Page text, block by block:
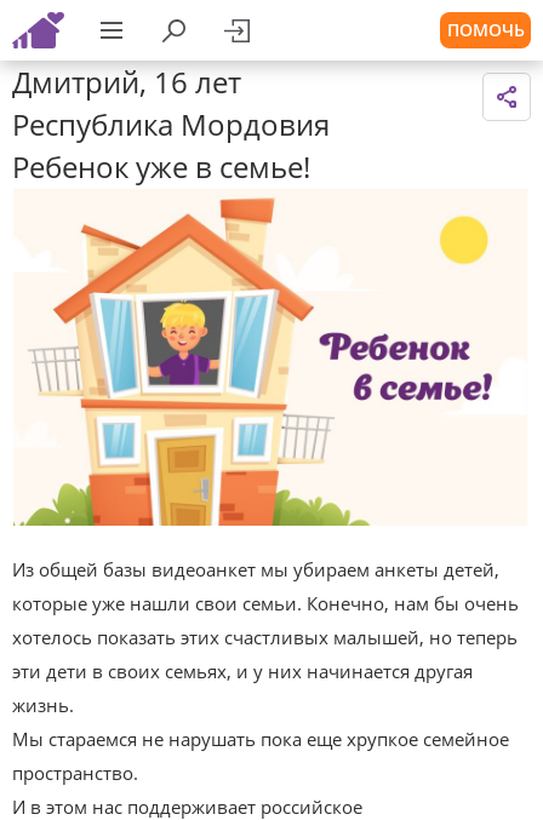
ПОМОЧЬ
Дмитрий, 16 лет
Республика Мордовия
Ребенок уже в семье!
Из общей базы видеоанкет мы убираем анкеты детей,
которые уже нашли свои семьи. Конечно, нам бы очень
хотелось показать этих счастливых малышей, но теперь
эти дети в своих семьях, и у них начинается другая
жизнь.
Мы стараемся не нарушать пока еще хрупкое семейное
пространство.
И в этом нас поддерживает российское